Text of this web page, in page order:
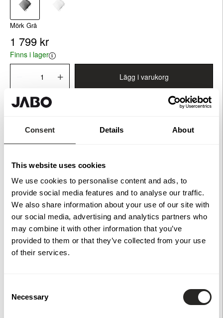
Consent Details About
This website uses cookies
We use cookies to personalise content and ads, to
provide social media features and to analyse our traffic.
We also share information about your use of our site with
our social media, advertising and analytics partners who
may combine it with other information that you’ve
provided to them or that they’ve collected from your use
of their services.
Selection
Necessary
Mörk Grå
1 799 kr
Finns i lager
Lägg i varukorg
skapade eller förbättrade med hjälp av AI.
Specifikationer
Dokument